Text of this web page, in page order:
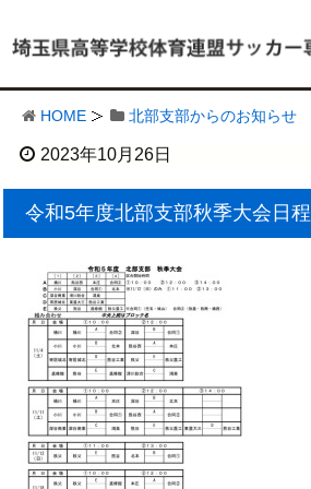
HOME 北部支部からのお知らせ
2023年10月26日
令和5年度北部支部秋季大会日程